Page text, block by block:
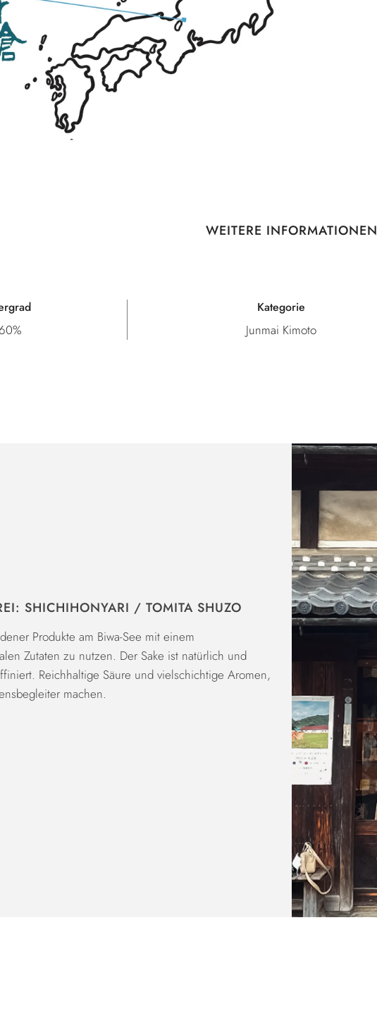
WEITERE INFORMATIONEN
Kategorie
Junmai Kimoto
SHICHIHONYARI / TOMITA SHUZO
Produkte am Biwa-See mit einem
Zutaten zu nutzen. Der Sake ist natürlich und
Reichhaltige Säure und vielschichtige Aromen,
machen.